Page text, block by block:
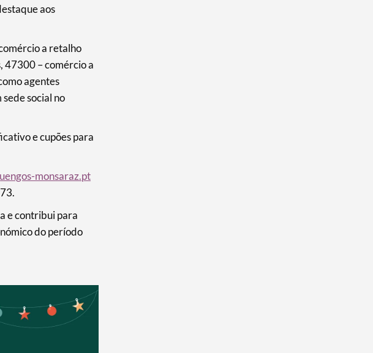
aos
a retalho
47300 – comércio a
agentes
social no
e cupões para
monsaraz.pt
e contribui para
do período